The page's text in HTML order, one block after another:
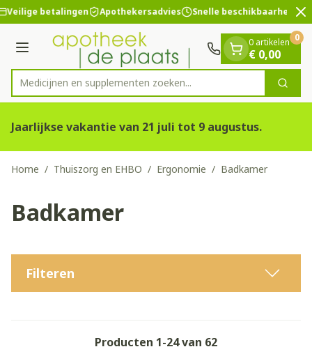
Ga naar de inhoud
2 van 2
Veilige betalingen Apothekersadvies Snelle beschikbaarheid
Menu
Product, merk, categorie...
Medicijnen en supplementen zoeken. Zoek
0 artikelen
€ 0,00
0
Jaarlijkse vakantie van 21 juli tot 9 augustus.
Home / Thuiszorg en EHBO / Ergonomie / Badkamer
Badkamer
Filteren
Producten 1-24van 62